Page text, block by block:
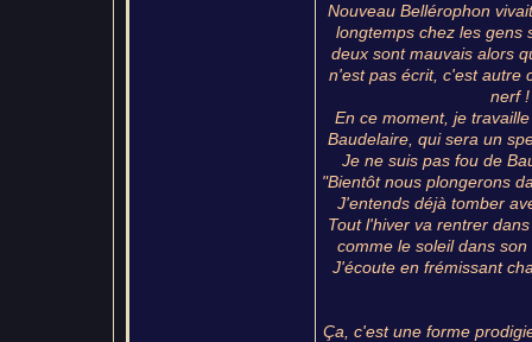
Nouveau Bellérophon
longtemps chez les gens
deux sont mauvais alors
n'est pas écrit, c'est autre
nerf
En ce moment, je
Baudelaire, qui sera un
Je ne suis pas fou de
"Bientôt nous plongerons
J'entends déjà tomber
Tout l'hiver va rentrer
comme le soleil dans
J'écoute en frémissant
Ça, c'est une forme